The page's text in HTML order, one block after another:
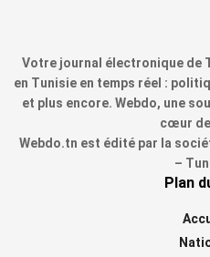
Votre journal électronique de
en Tunisie en temps réel :
et plus encore. Webdo, une
cœur
Webdo.tn est édité par la
–
Plan